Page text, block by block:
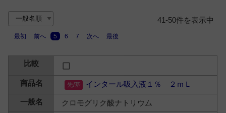
41-50件を表示中
最初 前へ 5 6 7 次へ 最後
インタール吸入液１％ ２ｍＬ
クロモグリク酸ナトリウム